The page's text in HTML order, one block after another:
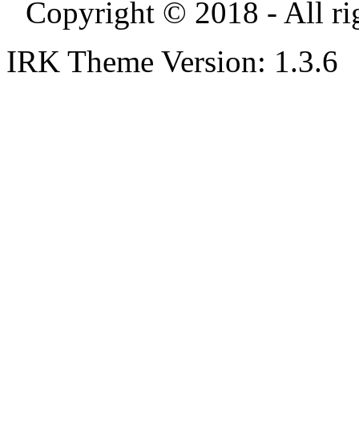
Copyright © 2018 - All
IRK Theme Version: 1.3.6